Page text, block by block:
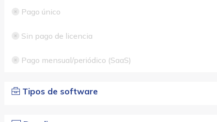
Pago único
Sin pago de licencia
Pago mensual/periódico (SaaS)
Tipos de software